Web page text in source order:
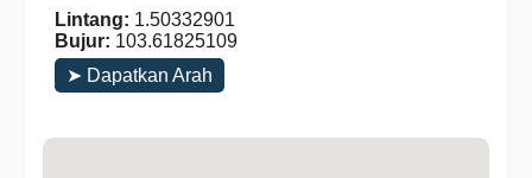
Lintang: 1.50332901
Bujur: 103.61825109
➤ Dapatkan Arah